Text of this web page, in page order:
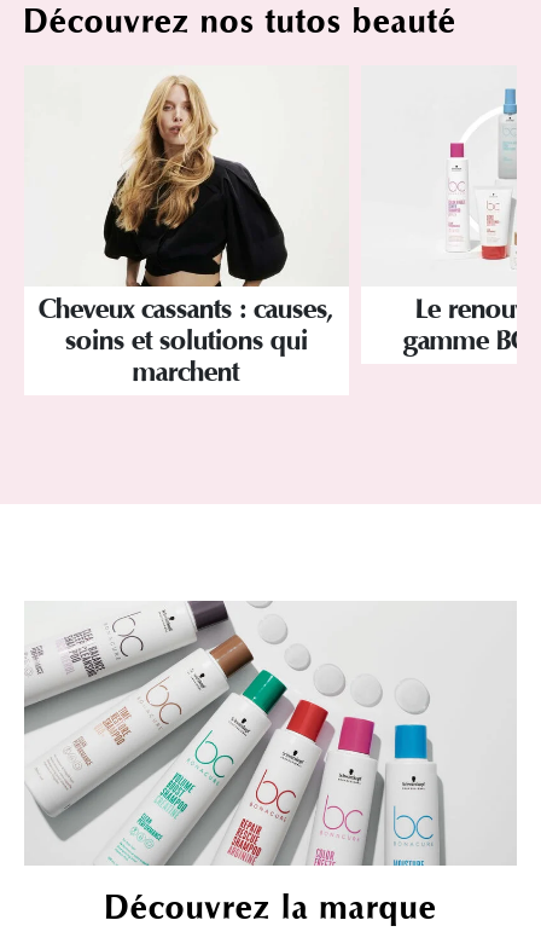
Découvrez nos tutos beauté
Cheveux cassants : causes,
soins et solutions qui
marchent
Le
gamme BC
Découvrez la marque